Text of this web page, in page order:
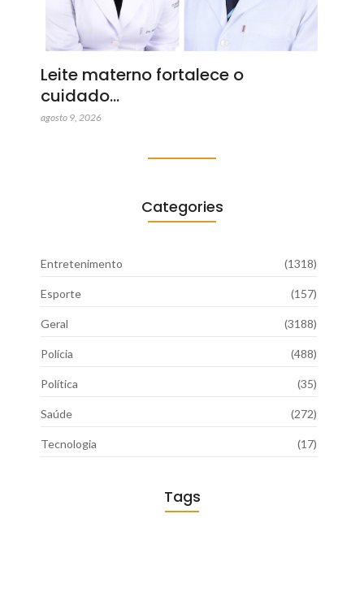
Leite materno fortalece o
cuidado…
agosto 9, 2026
Categories
Entretenimento (1318)
Esporte (157)
Geral (3188)
Polícia (488)
Política (35)
Saúde (272)
Tecnologia (17)
Tags